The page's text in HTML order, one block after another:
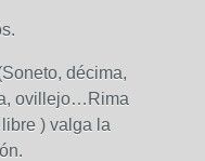
décima,
ovillejo…Rima
) valga la